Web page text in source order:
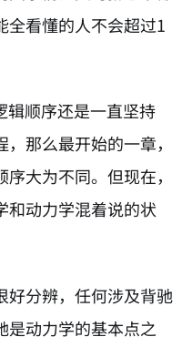
全看懂的人不会超过1
辑顺序还是一直坚持
那么最开始的一章，
大为不同。但现在，
和动力学混着说的状
好分辨，任何涉及背驰
是动力学的基本点之